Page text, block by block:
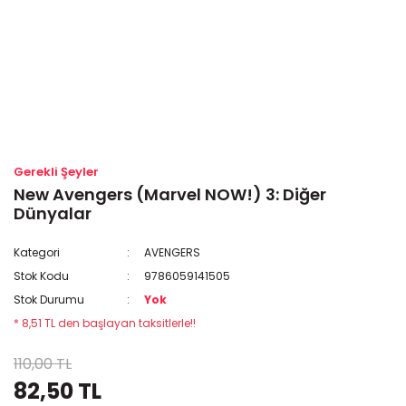
Gerekli Şeyler
New Avengers (Marvel NOW!) 3: Diğer
Dünyalar
Kategori
AVENGERS
Stok Kodu
9786059141505
Stok Durumu
Yok
* 8,51 TL den başlayan taksitlerle!!
110,00 TL
82,50 TL